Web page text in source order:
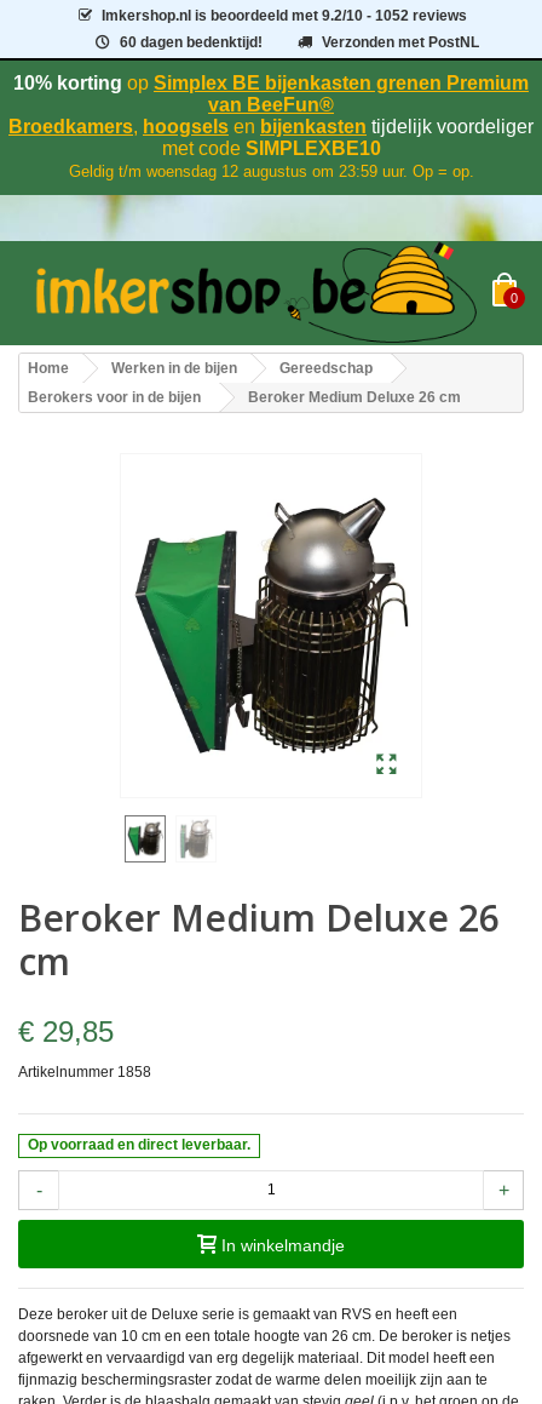
Imkershop.nl is beoordeeld met9.2/10 - 1052 reviews
60 dagen bedenktijd!
Verzonden met PostNL
10% korting op Simplex BE bijenkasten grenen Premium
van BeeFun®
Broedkamers, hoogsels en bijenkasten tijdelijk voordeliger
met codeSIMPLEXBE10
Geldig t/m woensdag 12 augustus om 23:59 uur. Op = op.
0
Home Werken in de bijen
Gereedschap
Berokers voor in de bijen
Beroker Medium Deluxe 26 cm
Beroker Medium Deluxe 26
cm
€ 29,85
Artikelnummer 1858
Op voorraad en direct leverbaar.
- +
In winkelmandje
Deze beroker uit de Deluxe serie is gemaakt van RVS en heeft een
doorsnede van 10 cm en een totale hoogte van 26 cm. De beroker is netjes
afgewerkt en vervaardigd van erg degelijk materiaal. Dit model heeft een
fijnmazig beschermingsraster zodat de warme delen moeilijk zijn aan te